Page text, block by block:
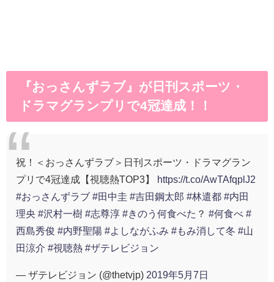
『おっさんずラブ』が日刊スポーツ・
ドラマグランプリで4冠達成！！
祝！＜おっさんずラブ＞日刊スポーツ・ドラマグラン
プリで4冠達成【視聴熱TOP3】
https://t.co/AwTAfqplJ2
#おっさんずラブ #田中圭 #吉田鋼太郎 #林遣都 #内田
理央 #沢村一樹 #志尊淳 #きのう何食べた ？ #何食べ #
西島秀俊 #内野聖陽 #よしながふみ #もみ消して冬 #山
田涼介 #視聴熱 #ザテレビジョン
— ザテレビジョン (@thetvjp) 2019年5月7日